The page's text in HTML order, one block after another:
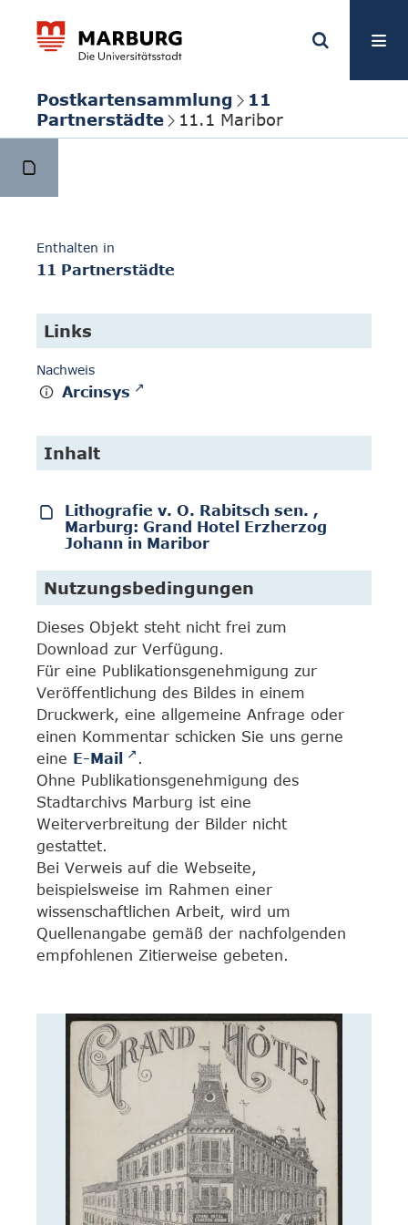
Postkartensammlung
11
Partnerstädte
11.1 Maribor
Enthalten in
11 Partnerstädte
Links
Nachweis
Arcinsys
Inhalt
Lithografie v. O. Rabitsch sen. ,
Marburg: Grand Hotel Erzherzog
Johann in Maribor
Nutzungsbedingungen
Dieses Objekt steht nicht frei zum
Download zur Verfügung.
Für eine Publikationsgenehmigung zur
Veröffentlichung des Bildes in einem
Druckwerk, eine allgemeine Anfrage oder
einen Kommentar schicken Sie uns gerne
eine E-Mail
.
Ohne Publikationsgenehmigung des
Stadtarchivs Marburg ist eine
Weiterverbreitung der Bilder nicht
gestattet.
Bei Verweis auf die Webseite,
beispielsweise im Rahmen einer
wissenschaftlichen Arbeit, wird um
Quellenangabe gemäß der nachfolgenden
empfohlenen Zitierweise gebeten.